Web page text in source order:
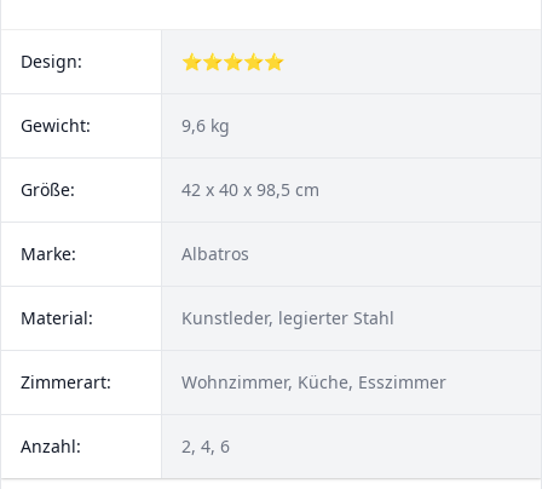
Design: ⭐⭐⭐⭐⭐
Gewicht: 9,6 kg
Größe: ‎42 x 40 x 98,5 cm
Marke: Albatros
Material: Kunstleder, legierter Stahl
Zimmerart: Wohnzimmer, Küche, Esszimmer
Anzahl: 2, 4, 6